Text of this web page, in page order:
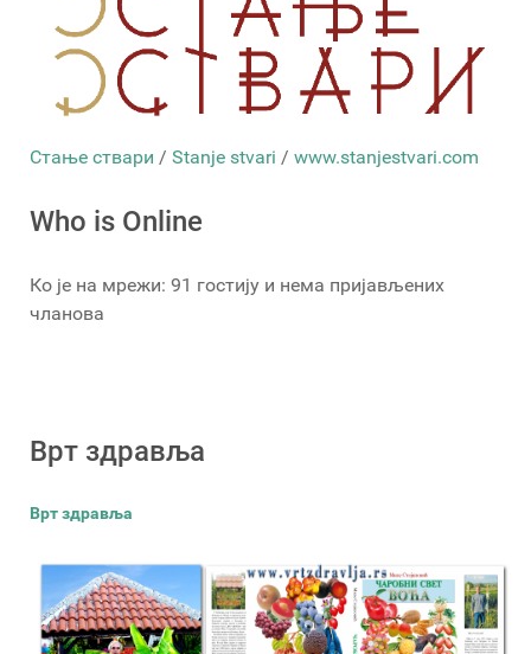
Стање ствари / Stanje stvari / www.stanjestvari.com
Who is Online
Ко је на мрежи: 91 гостију и нема пријављених
чланова
Врт здравља
Врт здравља